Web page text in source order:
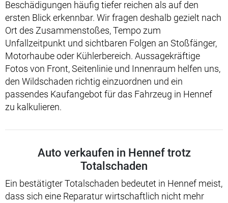
Beschädigungen häufig tiefer reichen als auf den
ersten Blick erkennbar. Wir fragen deshalb gezielt nach
Ort des Zusammenstoßes, Tempo zum
Unfallzeitpunkt und sichtbaren Folgen an Stoßfänger,
Motorhaube oder Kühlerbereich. Aussagekräftige
Fotos von Front, Seitenlinie und Innenraum helfen uns,
den Wildschaden richtig einzuordnen und ein
passendes Kaufangebot für das Fahrzeug in Hennef
zu kalkulieren.
Auto verkaufen in Hennef trotz
Totalschaden
Ein bestätigter Totalschaden bedeutet in Hennef meist,
dass sich eine Reparatur wirtschaftlich nicht mehr